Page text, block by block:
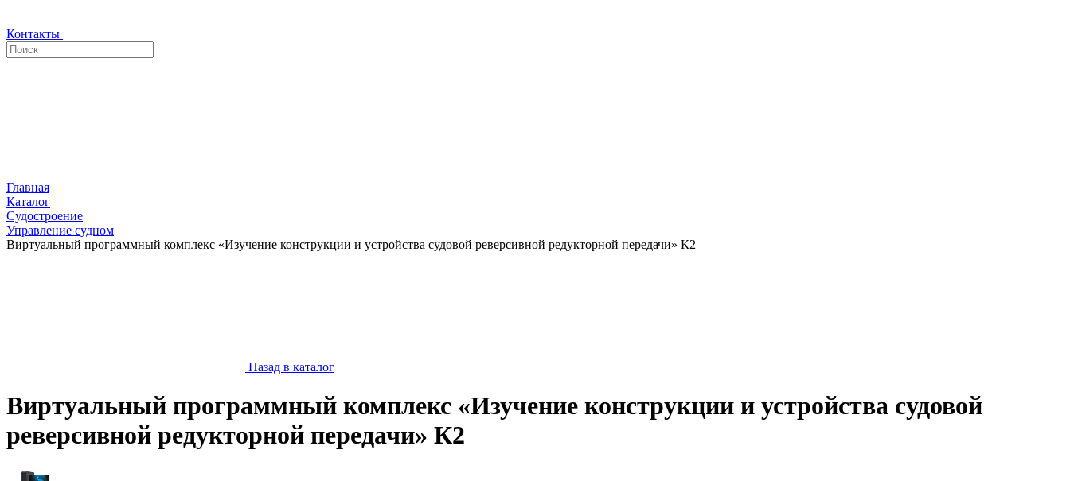
Контакты
Главная
Каталог
Судостроение
Управление судном
Виртуальный программный комплекс «Изучение конструкции и устройства судовой реверсивной редукторной передачи» К2
Назад в каталог
Виртуальный программный комплекс «Изучение конструкции и устройства судовой
реверсивной редукторной передачи» К2